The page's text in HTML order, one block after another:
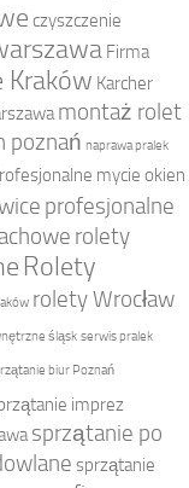
czyszczenie
Firma
Kraków Karcher
montaż rolet
poznań naprawa pralek
mycie okien
profesjonalne
rolety
Rolety
rolety Wrocław
śląsk serwis pralek
biur Poznań
imprez
sprzątanie po
sprzątanie